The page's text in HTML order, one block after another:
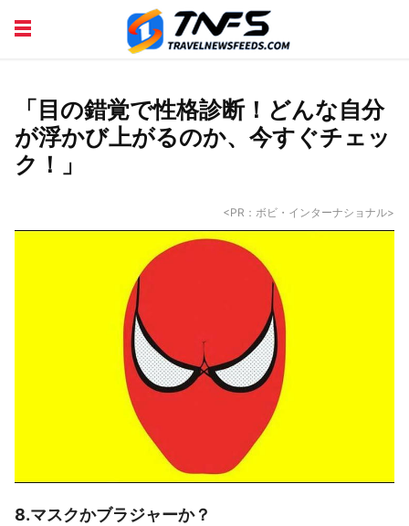
DISCOVER PLACES TIPS AND TRICKS
「目の錯覚で性格診断！どんな自分
が浮かび上がるのか、今すぐチェッ
ク！」
<PR：ボビ・インターナショナル>
8.マスクかブラジャーか？